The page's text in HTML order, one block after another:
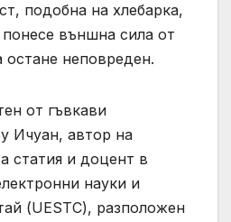
подобна на хлебарка,
външна сила от
неповреден.
от гъвкави
Ичуан, автор на
статия и доцент в
науки и
(UESTC), разположен